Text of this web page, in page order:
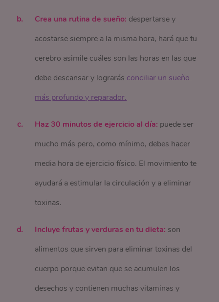
Crea una rutina de sueño: despertarse y
acostarse siempre a la misma hora, hará que tu
cerebro asimile cuáles son las horas en las que
debe descansar y lograrás conciliar un sueño
más profundo y reparador.
Haz 30 minutos de ejercicio al día: puede ser
mucho más pero, como mínimo, debes hacer
media hora de ejercicio físico. El movimiento te
ayudará a estimular la circulación y a eliminar
toxinas.
Incluye frutas y verduras en tu dieta: son
alimentos que sirven para eliminar toxinas del
cuerpo porque evitan que se acumulen los
desechos y contienen muchas vitaminas y